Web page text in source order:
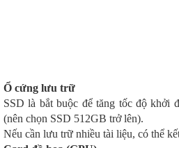
Ổ cứng lưu trữ
SSD là bắt buộc để tăng tốc độ khởi
(nên chọn SSD 512GB trở lên).
Nếu cần lưu trữ nhiều tài liệu, có thể